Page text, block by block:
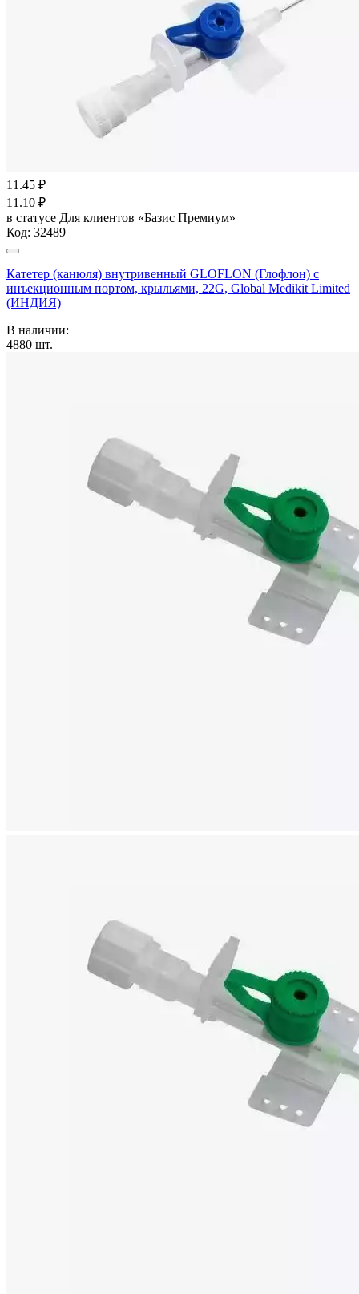
11.45 ₽
11.10 ₽
в статусе Для клиентов «Базис Премиум»
Код: 32489
Катетер (канюля) внутривенный GLOFLON (Глофлон) с
инъекционным портом, крыльями, 22G, Global Medikit Limited
(ИНДИЯ)
В наличии:
4880 шт.